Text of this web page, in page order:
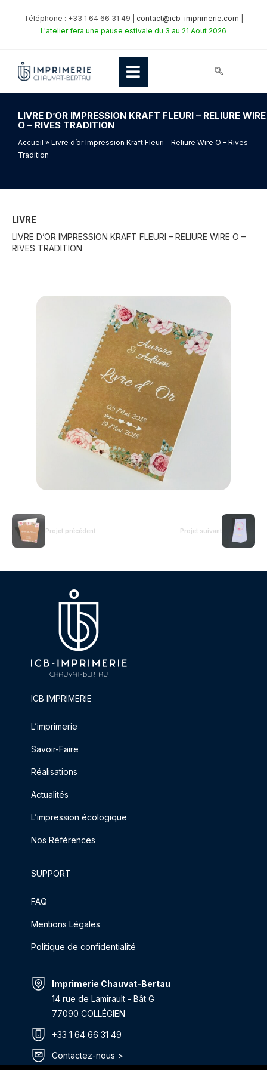
Téléphone : +33 1 64 66 31 49 | contact@icb-imprimerie.com
L'atelier fera une pause estivale du 3 au 21 Aout 2026
LIVRE D’OR IMPRESSION KRAFT FLEURI – RELIURE WIRE
O – RIVES TRADITION
Accueil » Livre d’or Impression Kraft Fleuri – Reliure Wire O – Rives
Tradition
LIVRE
LIVRE D’OR IMPRESSION KRAFT FLEURI – RELIURE WIRE O –
RIVES TRADITION
Projet précédent Projet suivant
ICB IMPRIMERIE
L’imprimerie
Savoir-Faire
Réalisations
Actualités
L’impression écologique
Nos Références
SUPPORT
FAQ
Mentions Légales
Politique de confidentialité
Imprimerie Chauvat-Bertau
14 rue de Lamirault - Bât G
77090 COLLÉGIEN
+33 1 64 66 31 49
Contactez-nous >